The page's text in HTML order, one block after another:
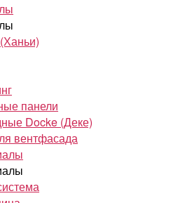
панели
Docke (Деке)
вентфасада